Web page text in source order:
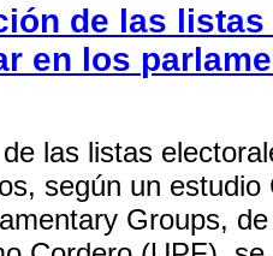
de las
en los
las listas
según un
Groups,